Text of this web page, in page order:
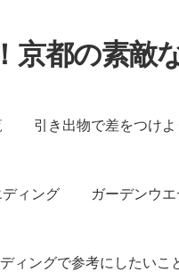
京都の素敵
引き出物で差をつけよ
ィング ガーデンウ
ィングで参考にしたいこ